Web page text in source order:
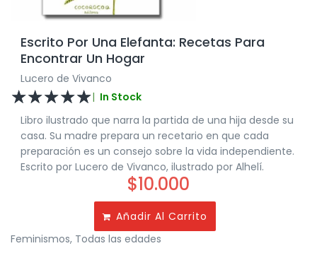
Escrito Por Una Elefanta: Recetas Para
Encontrar Un Hogar
Lucero de Vivanco
☆☆☆☆☆| In Stock
Libro ilustrado que narra la partida de una hija desde su
casa. Su madre prepara un recetario en que cada
preparación es un consejo sobre la vida independiente.
Escrito por Lucero de Vivanco, ilustrado por Alhelí.
$10.000
Añadir Al Carrito
Feminismos, Todas las edades